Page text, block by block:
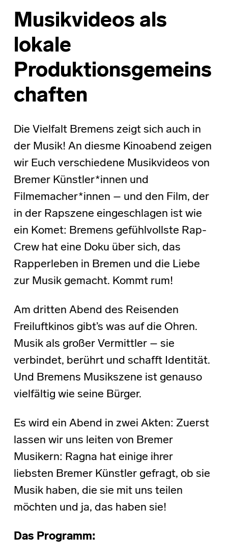
Musikvideos als
lokale
Produktionsgemeins
chaften
Die Vielfalt Bremens zeigt sich auch in
der Musik! An diesme Kinoabend zeigen
wir Euch verschiedene Musikvideos von
Bremer Künstler*innen und
Filmemacher*innen – und den Film, der
in der Rapszene eingeschlagen ist wie
ein Komet: Bremens gefühlvollste Rap-
Crew hat eine Doku über sich, das
Rapperleben in Bremen und die Liebe
zur Musik gemacht. Kommt rum!
Am dritten Abend des Reisenden
Freiluftkinos gibt’s was auf die Ohren.
Musik als großer Vermittler – sie
verbindet, berührt und schafft Identität.
Und Bremens Musikszene ist genauso
vielfältig wie seine Bürger.
Es wird ein Abend in zwei Akten: Zuerst
lassen wir uns leiten von Bremer
Musikern: Ragna hat einige ihrer
liebsten Bremer Künstler gefragt, ob sie
Musik haben, die sie mit uns teilen
möchten und ja, das haben sie!
Das Programm: